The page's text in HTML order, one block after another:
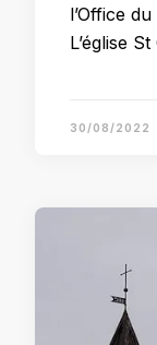
l’Office
L’église
30/08/2022